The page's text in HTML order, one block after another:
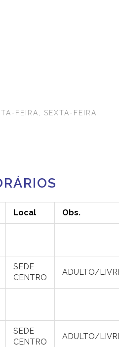
FEIRA, SEXTA-FEIRA
Local Obs.
SEDE
CENTRO
ADULTO/
SEDE
CENTRO
ADULTO/